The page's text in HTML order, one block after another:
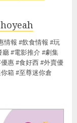
情報 #飲食情報 #玩
#電影推介 #劇集
惠 #食好西 #外賣優
箱 #至尊迷你倉